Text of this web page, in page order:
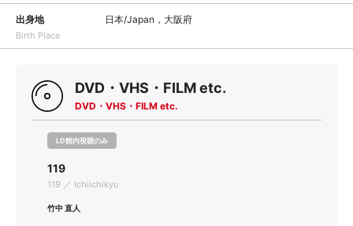
出身地
Birth Place
日本/Japan，大阪府
DVD・VHS・FILM etc.
DVD・VHS・FILM etc.
LD館内視聴のみ
119
119 ／ Ichiichikyu
竹中 直人